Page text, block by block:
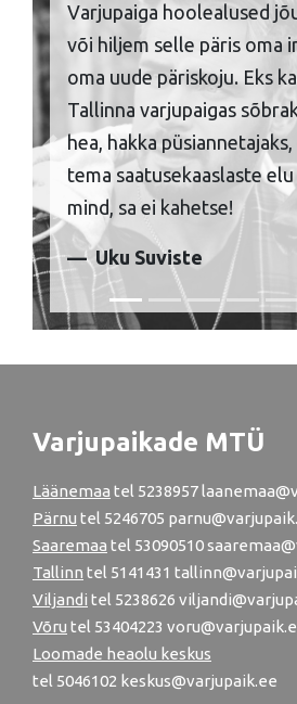
Varjupaiga hoolealused
või hiljem selle päris oma
oma uude päriskoju. Eks
Tallinna varjupaigas
hea, hakka
tema saatusekaaslaste
mind, sa ei kahetse!
Uku Suviste
Previous
Varjupaikade MTÜ
Läänemaa tel 5238957
Pärnu tel 5246705
Saaremaa tel 53090510
Tallinn tel 5141431
Viljandi tel 5238626
Võru tel 53404223
Loomade heaolu keskus
tel 5046102 keskus@varjupaik.ee